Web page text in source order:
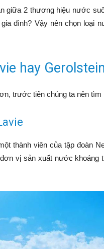
giữa 2 thương hiệu nước
đình? Vậy nên chọn loại
hay
trước tiên chúng ta nên
thành viên của tập đoàn
vị sản xuất nước khoáng